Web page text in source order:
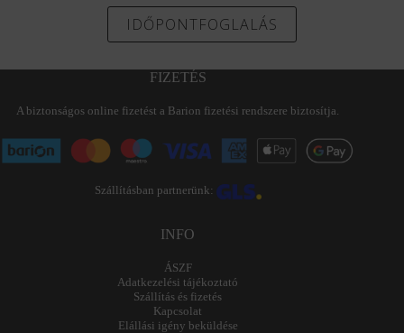
IDŐPONTFOGLALÁS
FIZETÉS
A biztonságos online fizetést a Barion fizetési rendszere biztosítja.
Szállításban partnerünk:
INFO
ÁSZF
Adatkezelési tájékoztató
Szállítás és fizetés
Kapcsolat
Elállási igény beküldése